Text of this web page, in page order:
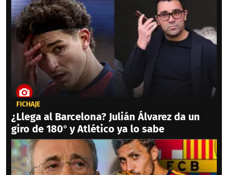
FICHAJE
¿Llega al Barcelona? Julián Álvarez da un
giro de 180° y Atlético ya lo sabe